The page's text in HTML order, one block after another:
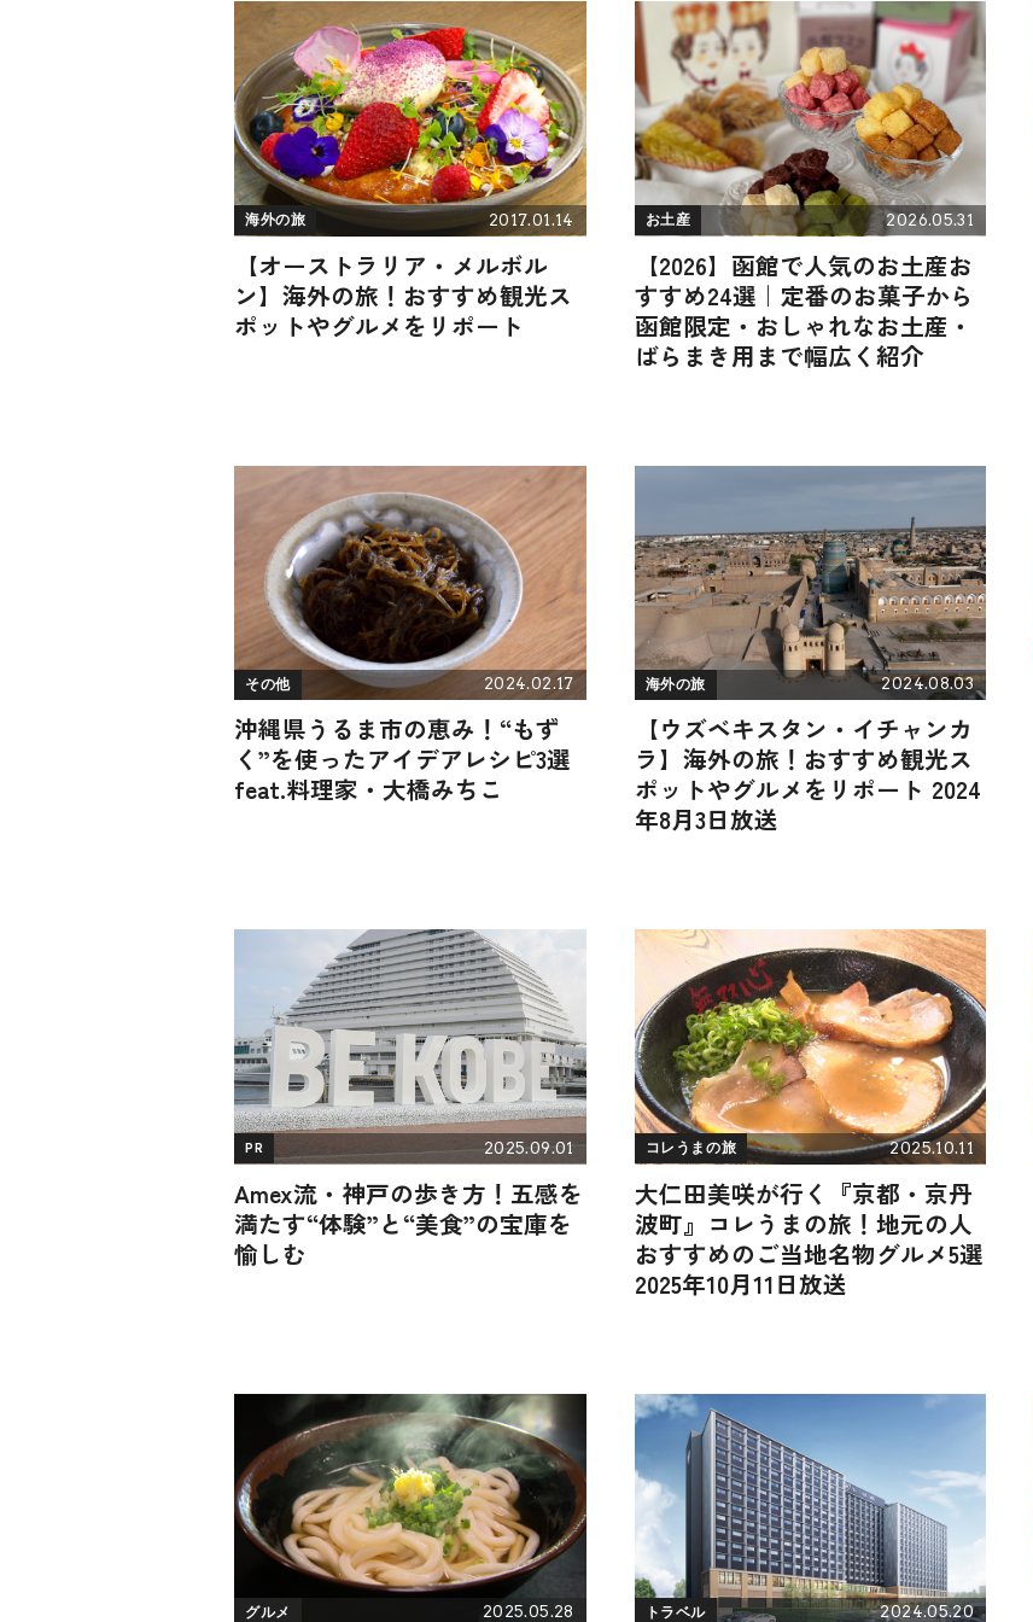
海外の旅 2017.01.14
【オーストラリア・メルボル
ン】海外の旅！おすすめ観光ス
ポットやグルメをリポート
お土産 2026.05.31
【2026】函館で人気のお土産お
すすめ24選｜定番のお菓子から
函館限定・おしゃれなお土産・
ばらまき用まで幅広く紹介
その他 2024.02.17
沖縄県うるま市の恵み！“もず
く”を使ったアイデアレシピ3選
feat.料理家・大橋みちこ
海外の旅 2024.08.03
【ウズベキスタン・イチャンカ
ラ】海外の旅！おすすめ観光ス
ポットやグルメをリポート 2024
年8月3日放送
PR 2025.09.01
Amex流・神戸の歩き方！五感を
満たす“体験”と“美食”の宝庫を
愉しむ
コレうまの旅 2025.10.11
大仁田美咲が行く『京都・京丹
波町』コレうまの旅！地元の人
おすすめのご当地名物グルメ5選
2025年10月11日放送
グルメ 2025.05.28 トラベル 2024.05.20